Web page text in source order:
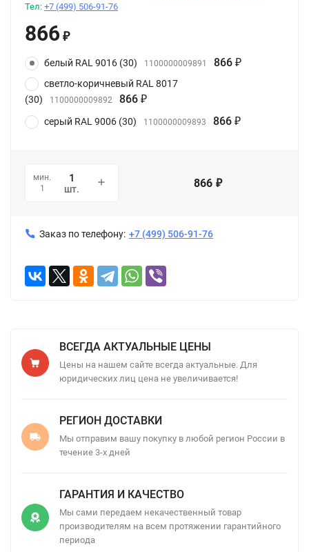
Тел: +7 (499) 506-91-76
866 ₽
белый RAL 9016 (30) 1100000009891 866 ₽
светло-коричневый RAL 8017
(30)
1100000009892 866 ₽
серый RAL 9006 (30) 1100000009893 866 ₽
мин.
1
шт. 866 ₽
Заказ по телефону: +7 (499) 506-91-76
ВСЕГДА АКТУАЛЬНЫЕ ЦЕНЫ
Цены на нашем сайте всегда актуальные. Для
юридических лиц цена не увеличивается!
РЕГИОН ДОСТАВКИ
Мы отправим вашу покупку в любой регион России в
течение 3-х дней
ГАРАНТИЯ И КАЧЕСТВО
Мы сами передаем некачественный товар
производителям на всем протяжении гарантийного
периода